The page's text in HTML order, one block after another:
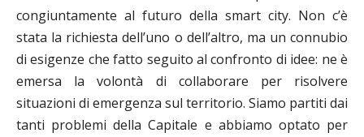
congiuntamente al futuro della smart city. Non c’è
stata la richiesta dell’uno o dell’altro, ma un connubio
di esigenze che fatto seguito al confronto di idee: ne è
emersa la volontà di collaborare per risolvere
situazioni di emergenza sul territorio. Siamo partiti dai
tanti problemi della Capitale e abbiamo optato per